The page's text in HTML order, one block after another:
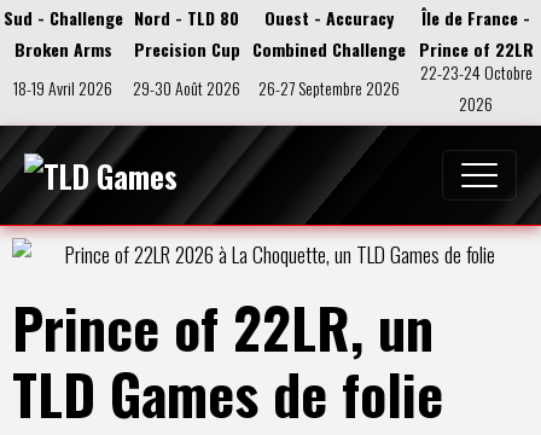
Sud - Challenge
Broken Arms
Nord - TLD 80
Precision Cup
Ouest - Accuracy
Combined Challenge
Île de France -
Prince of 22LR
18-19 Avril 2026
29-30 Août 2026 26-27 Septembre 2026
22-23-24 Octobre
2026
Prince of 22LR, un
TLD Games de folie